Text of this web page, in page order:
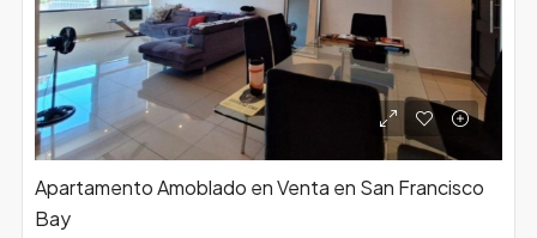
Apartamento Amoblado en Venta en San Francisco
Bay